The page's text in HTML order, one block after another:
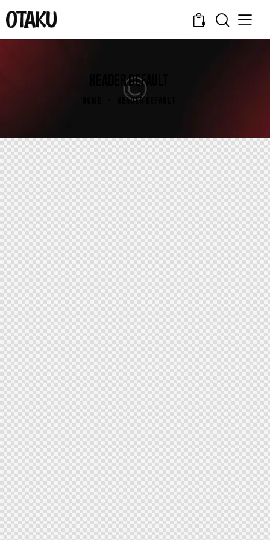
0
HEADER DEFAULT
HEADER DEFAULT